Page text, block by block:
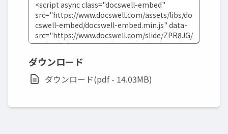
ダウンロード
ダウンロード(pdf - 14.03MB)